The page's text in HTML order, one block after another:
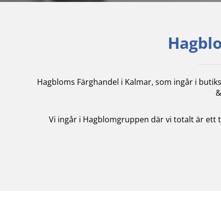
Hagbloms Färghandel i Kalmar, som ingår i
Vi ingår i Hagblomgruppen där vi totalt är